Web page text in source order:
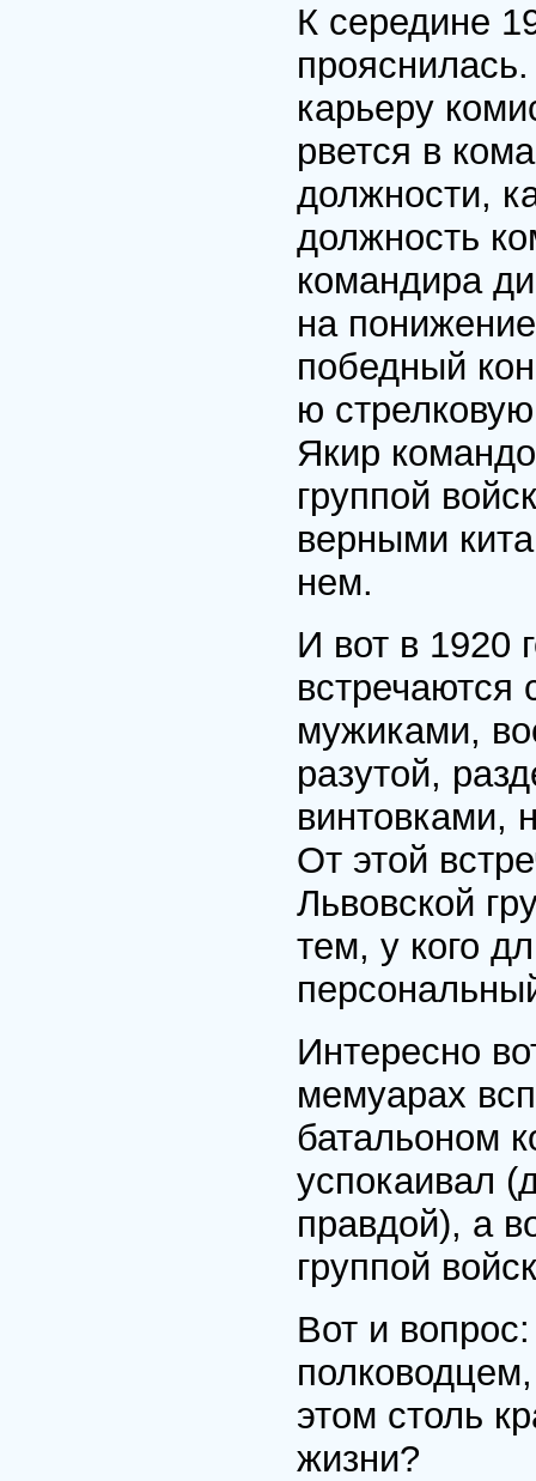
К середине
карьеру
рвется в
должности,
должность
командира
на
победный
ю
Якир
группой
верными
нем.
И вот в 1920
встречаются
мужиками,
разутой,
винтовками,
От этой
Львовской
тем, у кого
Интересно
мемуарах
батальоном
успокаивал
правдой), а
группой
Вот и
этом столь
жизни?